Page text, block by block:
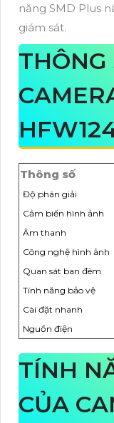
năng SMD Plus
giám sát.
THÔNG
Thông số
Độ phân giải
Cảm biến hình ảnh
Âm thanh
Công nghệ hình ảnh
Quan sát ban đêm
Tính năng bảo vệ
Cài đặt nhanh
Nguồn điện
TÍNH
CỦA